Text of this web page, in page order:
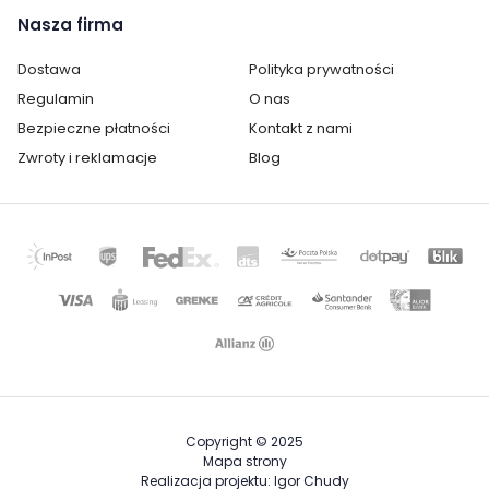
pod swój telewizor i to bez względu na to, w jakim
już dziś, a na pewno się nie zawiedziesz!
Nasza firma
Dostawa
Polityka prywatności
Regulamin
O nas
Bezpieczne płatności
Kontakt z nami
Zwroty i reklamacje
Blog
Copyright © 2025
Mapa strony
Realizacja projektu: Igor Chudy